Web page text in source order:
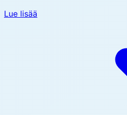
Lue lisää